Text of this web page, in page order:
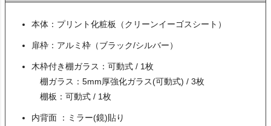
本体：プリント化粧板（クリーンイーゴスシート）
扉枠：アルミ枠（ブラック/シルバー）
木枠付き棚ガラス：可動式 / 1枚
棚ガラス：5mm厚強化ガラス(可動式) / 3枚
棚板：可動式 / 1枚
内背面 ：ミラー(鏡)貼り